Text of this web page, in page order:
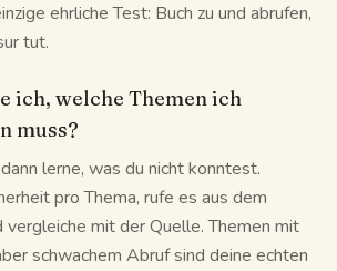
ehrliche Test: Buch zu und abrufen,
tut.
ich, welche Themen ich
muss?
lerne, was du nicht konntest.
pro Thema, rufe es aus dem
vergleiche mit der Quelle. Themen mit
schwachem Abruf sind deine echten